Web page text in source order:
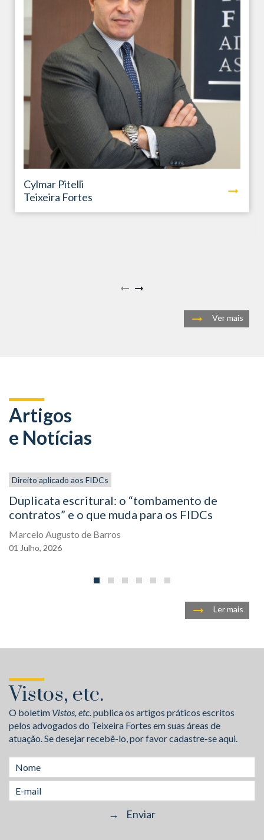
Cylmar Pitelli
Teixeira Fortes
Ver mais
Artigos
e Notícias
Direito aplicado aos FIDCs
Duplicata escritural: o “tombamento de
contratos” e o que muda para os FIDCs
Marcelo Augusto de Barros
01 Julho, 2026
Ler mais
Vistos, etc.
O boletim Vistos, etc.publica os artigos práticos escritos
pelos advogados do Teixeira Fortes em suas áreas de
atuação. Se desejar recebê-lo, por favor cadastre-se aqui.